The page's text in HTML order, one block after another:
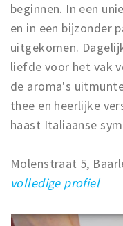
beginnen. In een
en in een bijzonder
uitgekomen.
liefde voor het vak
de aroma's
thee en heerlijke
haast Italiaanse
Molenstraat 5,
volledige profiel